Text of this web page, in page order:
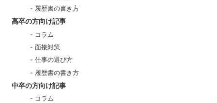
履歴書の書き方
高卒の方向け記事
コラム
面接対策
仕事の選び方
履歴書の書き方
中卒の方向け記事
コラム